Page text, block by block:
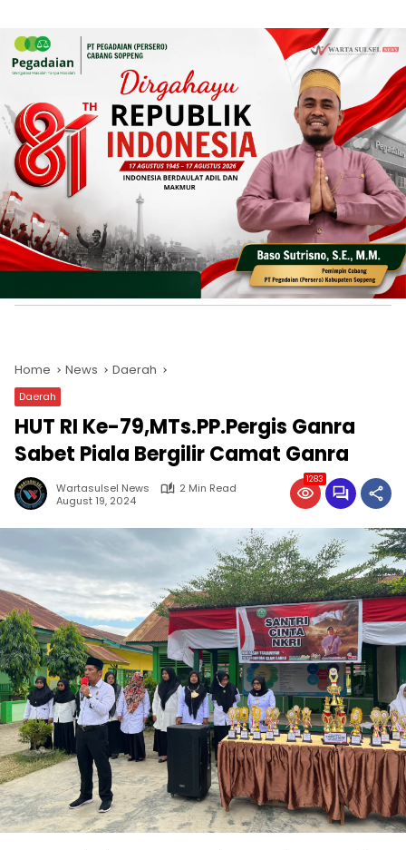
Home News Daerah
Daerah
HUT RI Ke-79,MTs.PP.Pergis Ganra
Sabet Piala Bergilir Camat Ganra
Wartasulsel News
2 Min Read
August 19, 2024
1283